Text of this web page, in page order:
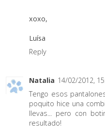
xoxo,
Luísa
Reply
Natalia 14/02/2012,
Tengo esos
poquito hice una
llevas... pero con
resultado!